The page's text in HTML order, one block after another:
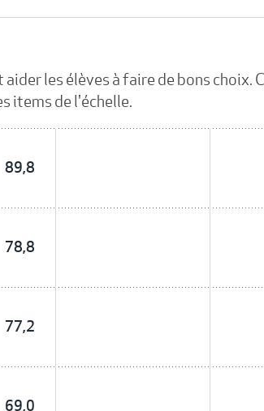
les élèves à faire de bons
items de l'échelle.
89,8
78,8
77,2
69,0